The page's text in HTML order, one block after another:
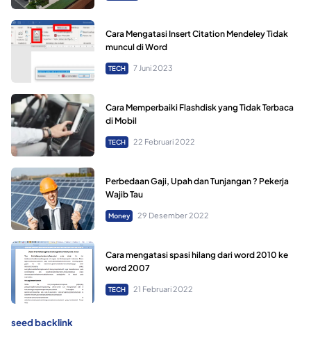
Cara Mengatasi Insert Citation Mendeley Tidak
muncul di Word
TECH 7 Juni 2023
Cara Memperbaiki Flashdisk yang Tidak Terbaca
di Mobil
TECH 22 Februari 2022
Perbedaan Gaji, Upah dan Tunjangan ? Pekerja
Wajib Tau
Money 29 Desember 2022
Cara mengatasi spasi hilang dari word 2010 ke
word 2007
TECH 21 Februari 2022
seed backlink